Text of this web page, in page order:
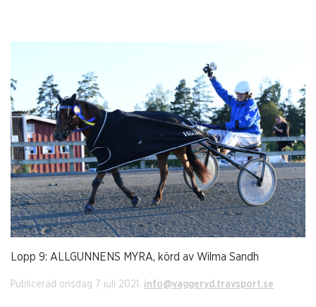
Lopp 9: ALLGUNNENS MYRA, körd av Wilma Sandh
Publicerad onsdag 7 juli 2021. info@vaggeryd.travsport.se